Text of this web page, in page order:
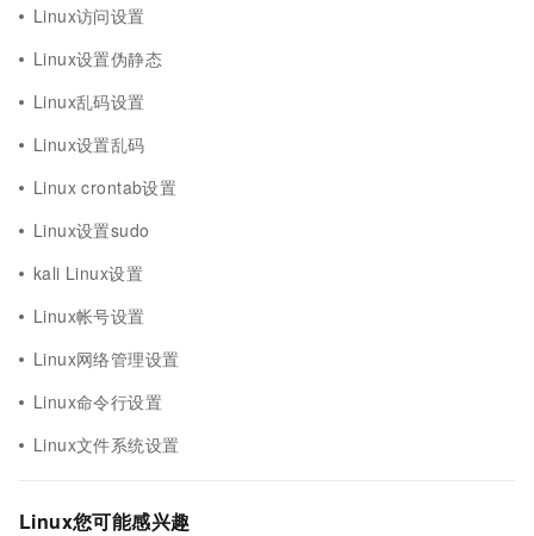
Linux访问设置
Linux设置伪静态
Linux乱码设置
Linux设置乱码
Linux crontab设置
Linux设置sudo
kali Linux设置
Linux帐号设置
Linux网络管理设置
Linux命令行设置
Linux文件系统设置
Linux您可能感兴趣